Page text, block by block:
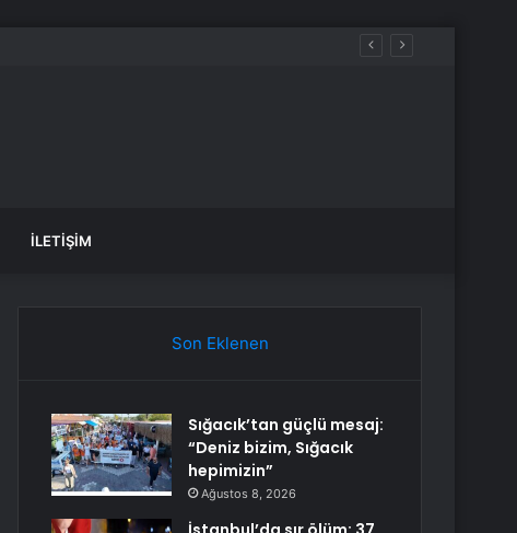
İLETIŞIM
Son Eklenen
Sığacık’tan güçlü mesaj:
“Deniz bizim, Sığacık
hepimizin”
Ağustos 8, 2026